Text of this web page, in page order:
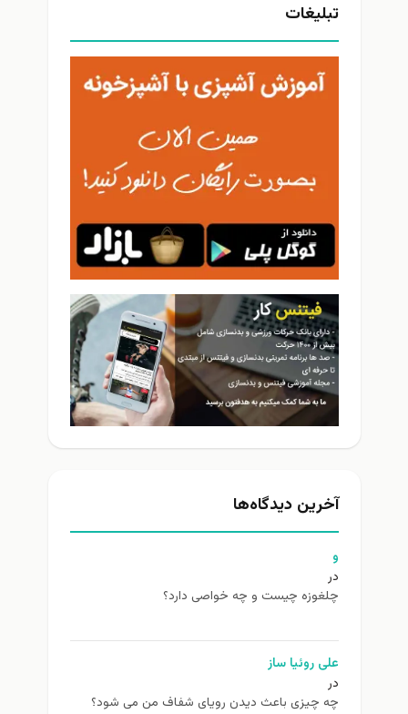
تبلیغات
آخرین دیدگاه‌ها
و
در
چلغوزه چیست و چه خواصی دارد؟
علی روئیا ساز
در
چه چیزی باعث دیدن رویای شفاف من می شود؟